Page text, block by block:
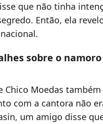
que não tinha
Então, ela
sobre o namoro
Chico Moedas
com a cantora não
um amigo disse